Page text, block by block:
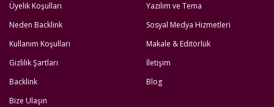
Üyelik Koşulları
Neden Backlink
Kullanım Koşulları
Gizlilik Şartları
Backlink
Bize Ulaşın
Yazılım ve Tema
Sosyal Medya Hizmetleri
Makale & Editörlük
İletişim
Blog